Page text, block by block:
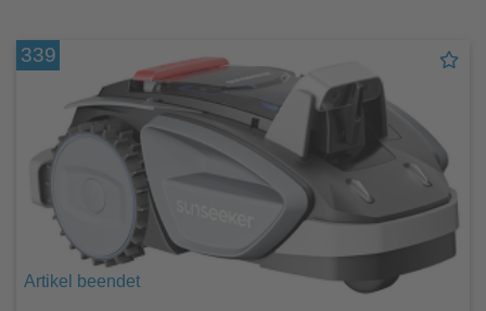
339
Artikel beendet